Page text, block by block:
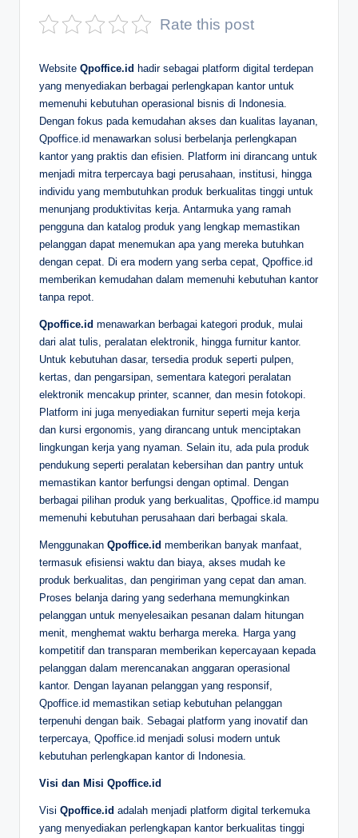
D
Rate this post
Website Qpoffice.id hadir sebagai platform digital terdepan
yang menyediakan berbagai perlengkapan kantor untuk
memenuhi kebutuhan operasional bisnis di Indonesia.
Dengan fokus pada kemudahan akses dan kualitas layanan,
Qpoffice.id menawarkan solusi berbelanja perlengkapan
kantor yang praktis dan efisien. Platform ini dirancang untuk
menjadi mitra terpercaya bagi perusahaan, institusi, hingga
individu yang membutuhkan produk berkualitas tinggi untuk
menunjang produktivitas kerja. Antarmuka yang ramah
pengguna dan katalog produk yang lengkap memastikan
pelanggan dapat menemukan apa yang mereka butuhkan
dengan cepat. Di era modern yang serba cepat, Qpoffice.id
memberikan kemudahan dalam memenuhi kebutuhan kantor
tanpa repot.
Qpoffice.id menawarkan berbagai kategori produk, mulai
dari alat tulis, peralatan elektronik, hingga furnitur kantor.
Untuk kebutuhan dasar, tersedia produk seperti pulpen,
kertas, dan pengarsipan, sementara kategori peralatan
elektronik mencakup printer, scanner, dan mesin fotokopi.
Platform ini juga menyediakan furnitur seperti meja kerja
dan kursi ergonomis, yang dirancang untuk menciptakan
lingkungan kerja yang nyaman. Selain itu, ada pula produk
pendukung seperti peralatan kebersihan dan pantry untuk
memastikan kantor berfungsi dengan optimal. Dengan
berbagai pilihan produk yang berkualitas, Qpoffice.id mampu
memenuhi kebutuhan perusahaan dari berbagai skala.
Menggunakan Qpoffice.id memberikan banyak manfaat,
termasuk efisiensi waktu dan biaya, akses mudah ke
produk berkualitas, dan pengiriman yang cepat dan aman.
Proses belanja daring yang sederhana memungkinkan
pelanggan untuk menyelesaikan pesanan dalam hitungan
menit, menghemat waktu berharga mereka. Harga yang
kompetitif dan transparan memberikan kepercayaan kepada
pelanggan dalam merencanakan anggaran operasional
kantor. Dengan layanan pelanggan yang responsif,
Qpoffice.id memastikan setiap kebutuhan pelanggan
terpenuhi dengan baik. Sebagai platform yang inovatif dan
terpercaya, Qpoffice.id menjadi solusi modern untuk
kebutuhan perlengkapan kantor di Indonesia.
Visi dan Misi Qpoffice.id
Visi Qpoffice.id adalah menjadi platform digital terkemuka
yang menyediakan perlengkapan kantor berkualitas tinggi